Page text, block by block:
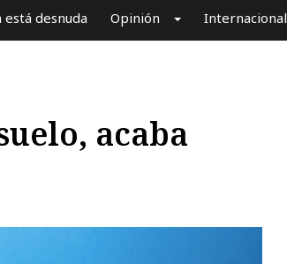
está desnuda Opinión Internacional
acaba